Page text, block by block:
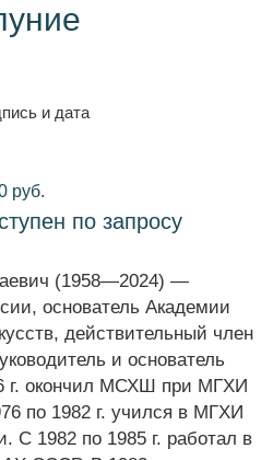
и дата
руб.
по запросу
(1958—2024) —
основатель Академии
действительный член
и основатель
г. окончил МСХШ при МГХИ
по 1982 г. учился в МГХИ
С 1982 по 1985 г. работал в